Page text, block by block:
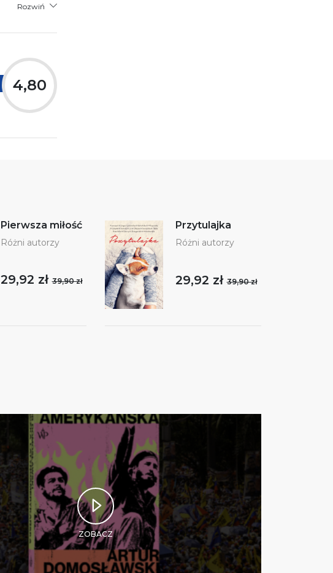
Rozwiń
4,80
Pierwsza miłość
Różni autorzy
29,92 zł39,90 zł
Przytulajka
Różni autorzy
29,92 zł39,90 zł
ZOBACZ